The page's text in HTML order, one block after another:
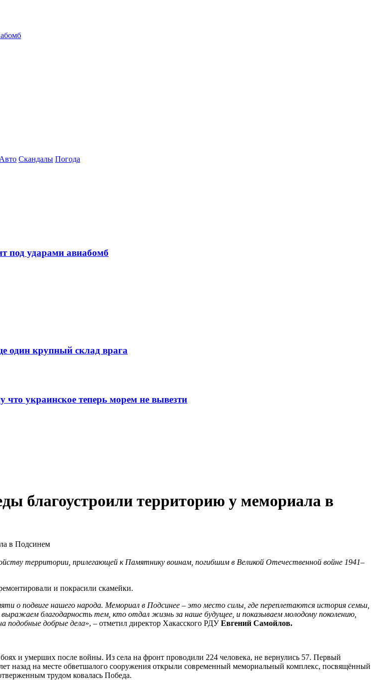
Авто Скандалы Погода
под ударами авиабомб
один крупный склад врага
украинское теперь морем не вывезти
благоустроили территорию у мемориала в
территории, прилегающей к Памятнику воинам, погибшим в Великой Отечественной войне 1941–
и покрасили скамейки.
о подвиге нашего народа. Мемориал в Подсинее – это место силы, где переплетаются история семьи,
благодарность тем, кто отдал жизнь за наше будущее, и показываем молодому поколению,
подобные добрые дела», – отметил директор Хакасского РДУЕвгений Самойлов.
и умерших после войны. Из села на фронт проводили 224 человека, не вернулись 57. Первый
назад на месте обветшалого сооружения открыли современный мемориальный комплекс, посвящённый
трудом ковалась Победа.